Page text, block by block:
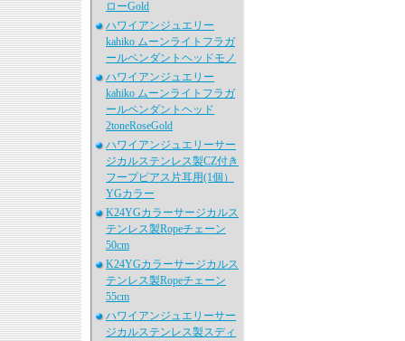
ローGold
ハワイアンジュエリー
kahiko ムーンライトフラガ
ールペンダントヘッドモノ
ハワイアンジュエリー
kahiko ムーンライトフラガ
ールペンダントヘッド
2toneRoseGold
ハワイアンジュエリーサー
ジカルステンレス製CZ付き
フープピアス片耳用(1個）
YGカラー
K24YGカラーサージカルス
テンレス製Ropeチェーン
50cm
K24YGカラーサージカルス
テンレス製Ropeチェーン
55cm
ハワイアンジュエリーサー
ジカルステンレス製スディ